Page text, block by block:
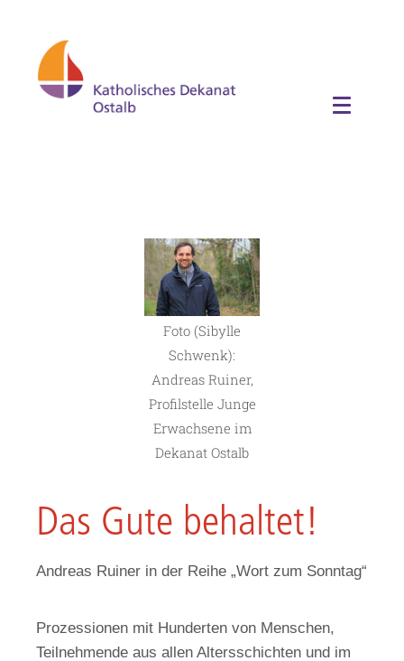
Foto (Sibylle
Schwenk):
Andreas Ruiner,
Profilstelle Junge
Erwachsene im
Dekanat Ostalb
Das Gute behaltet!
Andreas Ruiner in der Reihe „Wort zum Sonntag“
Prozessionen mit Hunderten von Menschen,
Teilnehmende aus allen Altersschichten und im